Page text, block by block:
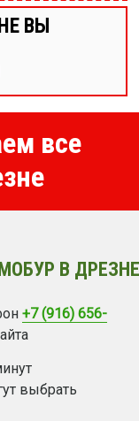
ВЫ
все
В
+7 (916) 656-
выбрать